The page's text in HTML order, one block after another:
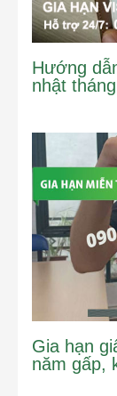
Hướng
nhật
Gia hạn
năm gấp,